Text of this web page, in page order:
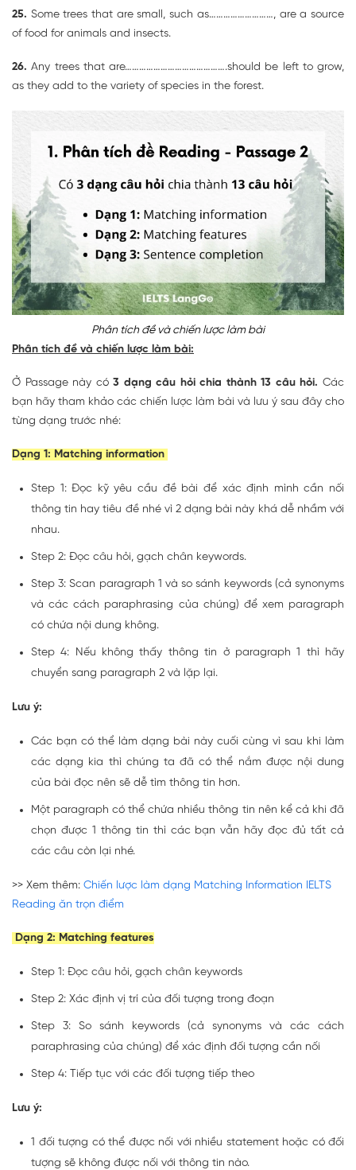
25. Some trees that are small, such as………………………, are a source
of food for animals and insects.
26. Any trees that are…………………………………….should be left to grow,
as they add to the variety of species in the forest.
Phân tích đề và chiến lược làm bài
Phân tích đề và chiến lược làm bài:
Ở Passage này có3 dạng câu hỏi chia thành 13 câu hỏi.Các
bạn hãy tham khảo các chiến lược làm bài và lưu ý sau đây cho
từng dạng trước nhé:
Dạng 1: Matching information
Step 1: Đọc kỹ yêu cầu đề bài để xác định mình cần nối
thông tin hay tiêu đề nhé vì 2 dạng bài này khá dễ nhầm với
nhau.
Step 2: Đọc câu hỏi, gạch chân keywords.
Step 3: Scan paragraph 1 và so sánh keywords (cả synonyms
và các cách paraphrasing của chúng) để xem paragraph
có chứa nội dung không.
Step 4: Nếu không thấy thông tin ở paragraph 1 thì hãy
chuyển sang paragraph 2 và lặp lại.
Lưu ý:
Các bạn có thể làm dạng bài này cuối cùng vì sau khi làm
các dạng kia thì chúng ta đã có thể nắm được nội dung
của bài đọc nên sẽ dễ tìm thông tin hơn.
Một paragraph có thể chứa nhiều thông tin nên kể cả khi đã
chọn được 1 thông tin thì các bạn vẫn hãy đọc đủ tất cả
các câu còn lại nhé.
>> Xem thêm: Chiến lược làm dạng Matching Information IELTS
Reading ăn trọn điểm
Dạng 2: Matching features
Step 1: Đọc câu hỏi, gạch chân keywords
Step 2: Xác định vị trí của đối tượng trong đoạn
Step 3: So sánh keywords (cả synonyms và các cách
paraphrasing của chúng) để xác định đối tượng cần nối
Step 4: Tiếp tục với các đối tượng tiếp theo
Lưu ý:
1 đối tượng có thể được nối với nhiều statement hoặc có đối
tượng sẽ không được nối với thông tin nào.